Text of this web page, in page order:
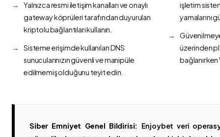
Yalnızca resmi iletişim kanalları ve onaylı
gateway köprüleri tarafından duyurulan
kriptolu bağlantıları kullanın.
Sisteme erişimde kullanılan DNS
sunucularınızın güvenli ve manipüle
edilmemiş olduğunu teyit edin.
işletim
yamalarını
üzerinden
bağlanırken
Siber Emniyet Genel Bildirisi:
Enjoybet veri